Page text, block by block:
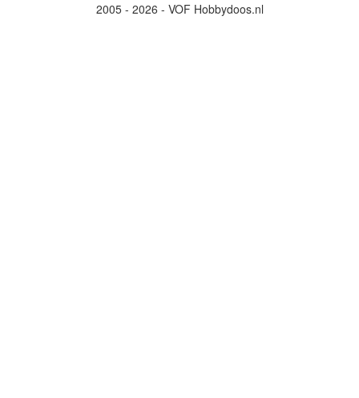
2005 - 2026 - VOF Hobbydoos.nl